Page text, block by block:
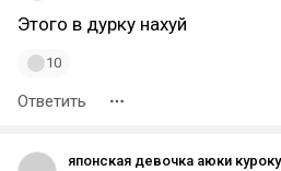
Этого в дурку нахуй
10
Ответить
японская девочка аюки куроку